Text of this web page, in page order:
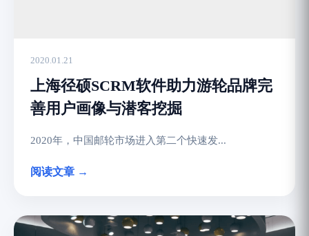
2020.01.21
上海径硕SCRM软件助力游轮品牌完
善用户画像与潜客挖掘
2020年，中国邮轮市场进入第二个快速发...
阅读文章 →